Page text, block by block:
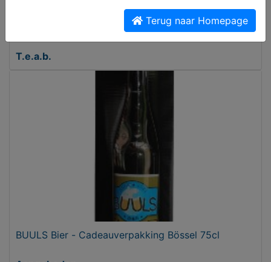
T.e.a.b.
BUULS Bier - Cadeauverpakking Bössel 75cl
Terug naar Homepage